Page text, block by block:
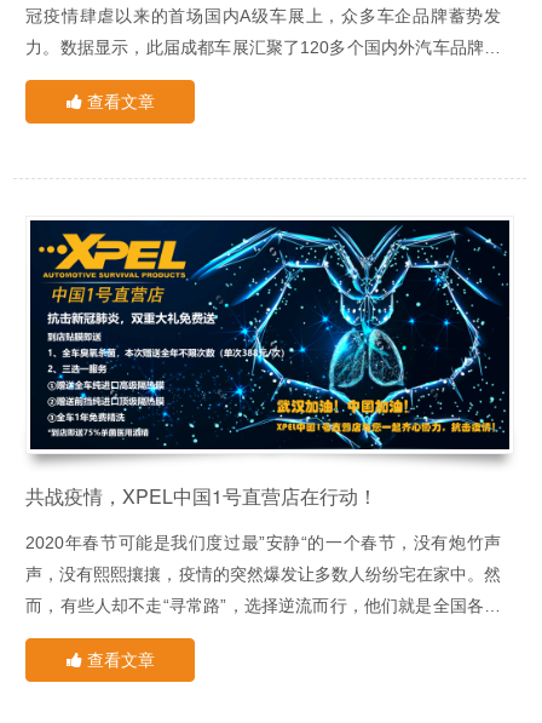
冠疫情肆虐以来的首场国内A级车展上，众多车企品牌蓄势发
力。数据显示，此届成都车展汇聚了120多个国内外汽车品牌、
超1500辆车辆，展出面积超16万平米。与以往不同的是，此届
成都车展的参展车辆，新车数量相对并不多，大部分品牌方也更
据XPEL中国1号直营店梳理，豪华品牌贡献了大部分新款车型的
猎装版则进行了首发上市。二线豪华品牌中，路虎的硬派SUV卫
士正式上市，林肯则携全新林肯飞行家Aviator亮相。而新晋电
动汽车豪华品牌蔚来则重磅发布了对标特斯拉Model Y的中型纯
电动SUV EC6，原计划按照Model Y的价格给出售价的EC6率先
给了市场答案。
东风雪铁龙发布了旗下首款新能源汽车天逸C5 aircross PHEV。
自主品牌中，长城汽车阵仗最大，旗下四大品牌悉数参展，并浩
浩荡荡地展出了新品欧拉黑猫、白猫和ES11、第三代哈弗H6、
哈弗大狗、坦克300几个完全不同品类的车型；另外，一汽集团
旗下的红旗也展出了其H系列的旗舰车型H9，不过预计8月份才
正式上市。
不同品牌在此届车展上对新品的不同呈现，一定程度上与各自的
市场表现相关。以积极发布新品的豪华品牌为例，这是今年上半
年唯一跑赢大盘的细分市场。乘联会数据显示，今年上半年豪华
品牌零售销量为105万辆，同比增长1%。
但各品牌对市场的在意程度却很难分上下。据了解，尽管很多品
牌没有发布全新车型，但仍积极参展，他们一面推出了今年发布
的新车型，一面也展示了旗下畅销车型并给出促销优惠。
XPEL中国1号直营店携手2020年
成都车展为您的爱车保驾护航！
到店即送！
大灯膜 全车贴膜优惠1000元起
查看文章
共战疫情，XPEL中国1号直营店在行动！
2020年春节可能是我们度过最”安静“的一个春节，没有炮竹声
声，没有熙熙攘攘，疫情的突然爆发让多数人纷纷宅在家中。然
而，有些人却不走“寻常路”，选择逆流而行，他们就是全国各地
驰援武汉的医护人员。他们不辱使命、勇担职责、默默付出，用
自己的行动温暖了万千国人！
虽然我们无法去到武汉，与奋战在疫情前线的他们并肩战斗。但
查看文章